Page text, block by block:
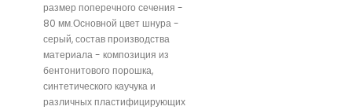
размер поперечного сечения -
80 мм.Основной цвет шнура -
серый, состав производства
материала - композиция из
бентонитового порошка,
синтетического каучука и
различных пластифицирующих